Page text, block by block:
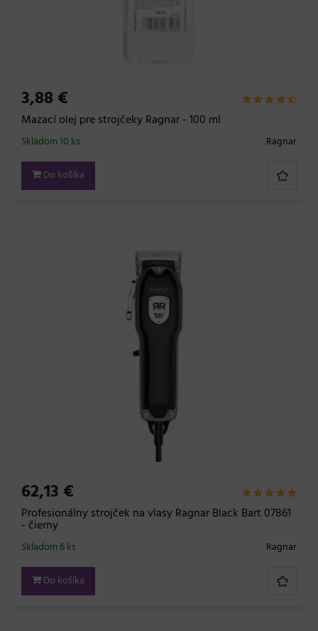
3,88 €
Mazací olej pre strojčeky Ragnar - 100 ml
Ragnar
Skladom 10 ks
Do košíka
62,13 €
Profesionálny strojček na vlasy Ragnar Black Bart 07861
- čierny
Ragnar
Skladom 6 ks
Do košíka